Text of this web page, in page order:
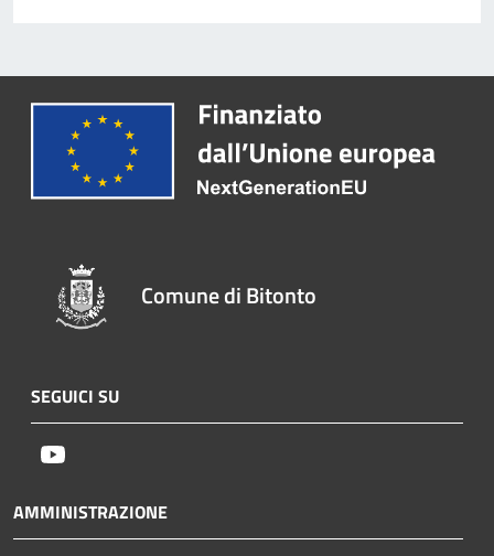
Comune di Bitonto
SEGUICI SU
AMMINISTRAZIONE